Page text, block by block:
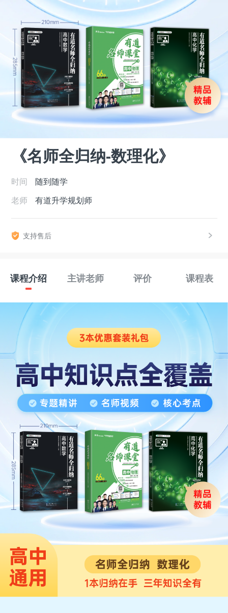
《名师全归纳-数理化》
时间
随到随学
老师
有道升学规划师
支持售后
课程介绍 主讲老师 评价 课程表